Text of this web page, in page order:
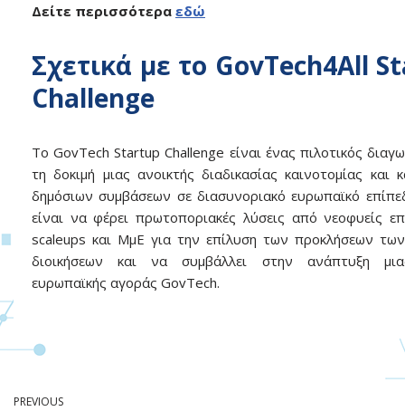
Δείτε περισσότερα εδώ
Σχετικά με το GovTech4All
Challenge
Το GovTech Startup Challenge είναι ένας πιλοτικός
τη δοκιμή μιας ανοικτής διαδικασίας καινοτομίας και
δημόσιων συμβάσεων σε διασυνοριακό ευρωπαϊκό
είναι να φέρει πρωτοποριακές λύσεις από νεοφυείς
scaleups και ΜμΕ για την επίλυση των προκλήσεων
διοικήσεων και να συμβάλλει στην ανάπτυξη
ευρωπαϊκής αγοράς GovTech.
PREVIOUS